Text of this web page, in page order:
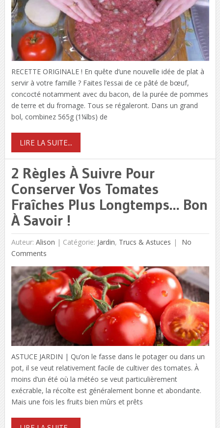
RECETTE ORIGINALE ! En quête d’une nouvelle idée de plat à
servir à votre famille ? Faites l’essai de ce pâté de bœuf,
concocté notamment avec du bacon, de la purée de pommes
de terre et du fromage. Tous se régaleront. Dans un grand
bol, combinez 565g (1¼lbs) de
LIRE LA SUITE...
2 Règles À Suivre Pour
Conserver Vos Tomates
Fraîches Plus Longtemps… Bon
À Savoir !
Auteur: Alison | Catégorie: Jardin, Trucs & Astuces
No
Comments
ASTUCE JARDIN | Qu’on le fasse dans le potager ou dans un
pot, il se veut relativement facile de cultiver des tomates. À
moins d’un été où la météo se veut particulièrement
exécrable, la récolte est généralement bonne et abondante.
Mais une fois les fruits bien mûrs et prêts